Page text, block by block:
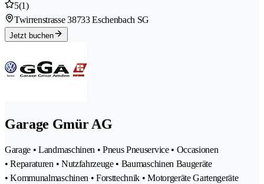
5(1)
Twirrenstrasse 38733 Eschenbach SG
Jetzt buchen
Garage Gmür AG
Garage • Landmaschinen • Pneus Pneuservice • Occasionen
• Reparaturen • Nutzfahrzeuge • Baumaschinen Baugeräte
• Kommunalmaschinen • Forsttechnik • Motorgeräte Gartengeräte